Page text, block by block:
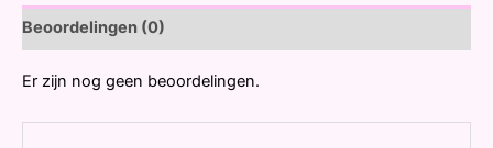
Beoordelingen (0)
Er zijn nog geen beoordelingen.